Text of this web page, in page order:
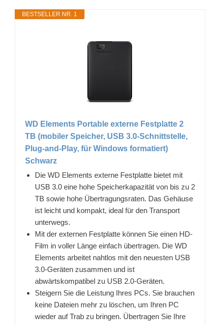
BESTSELLER NR. 1
WD Elements Portable externe Festplatte 2
TB (mobiler Speicher, USB 3.0-Schnittstelle,
Plug-and-Play, für Windows formatiert)
Schwarz
Die WD Elements externe Festplatte bietet mit
USB 3.0 eine hohe Speicherkapazität von bis zu 2
TB sowie hohe Übertragungsraten. Das Gehäuse
ist leicht und kompakt, ideal für den Transport
unterwegs.
Mit der externen Festplatte können Sie einen HD-
Film in voller Länge einfach übertragen. Die WD
Elements arbeitet nahtlos mit den neuesten USB
3.0-Geräten zusammen und ist
abwärtskompatibel zu USB 2.0-Geräten.
Steigern Sie die Leistung Ihres PCs. Sie brauchen
keine Dateien mehr zu löschen, um Ihren PC
wieder auf Trab zu bringen. Übertragen Sie Ihre